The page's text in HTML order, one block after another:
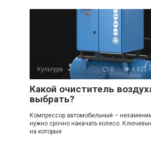
Культура 0 4 822
Какой очиститель
выбрать?
Компрессор автомобильный –
нужно срочно накачать колесо.
на которые